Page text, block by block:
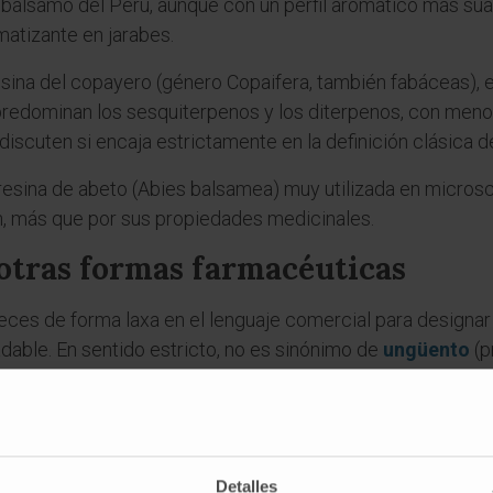
Detalles
del Perú, aunque con un perfil aromático más
en jarabes.
del copayero (género Copaifera, también fabáceas),
los sesquiterpenos y los diterpenos, con
si encaja estrictamente en la definición clásica
de abeto (Abies balsamea) muy utilizada en
que por sus propiedades medicinales.
formas farmacéuticas
de forma laxa en el lenguaje comercial para
En sentido estricto, no es sinónimo de ungüento